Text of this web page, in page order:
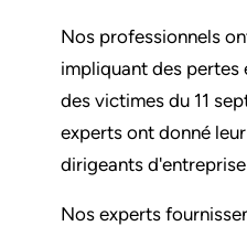
Nos professionnels
impliquant des pertes
des victimes du 11
experts ont donné
dirigeants
Nos experts